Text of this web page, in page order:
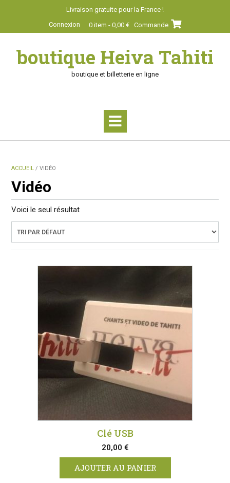
Livraison gratuite pour la France !
Connexion
0 item - 0,00 € Commande
boutique Heiva Tahiti
boutique et billetterie en ligne
ACCUEIL / VIDÉO
Vidéo
Voici le seul résultat
Clé USB
20,00 €
AJOUTER AU PANIER